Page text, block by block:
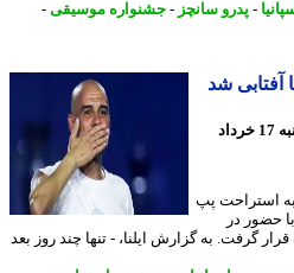
-پدرو سانچز-جشنواره موسیقی-
شد
62 روز پیش - یکشنبه 17 خرداد
پپ
در
به گزارش ایلنا، - تنها چند روز بعد